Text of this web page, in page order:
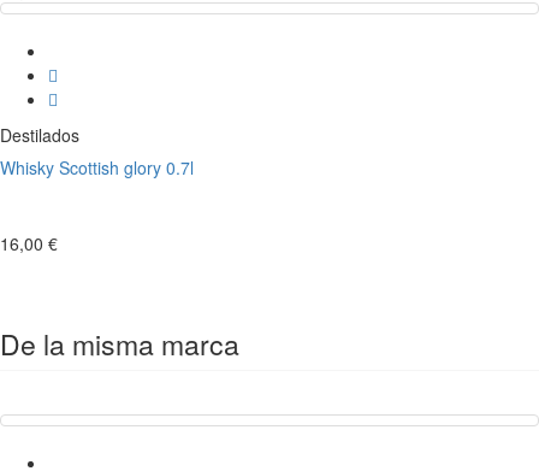
Destilados
Whisky Scottish glory 0.7l
16,00 €
De la misma marca